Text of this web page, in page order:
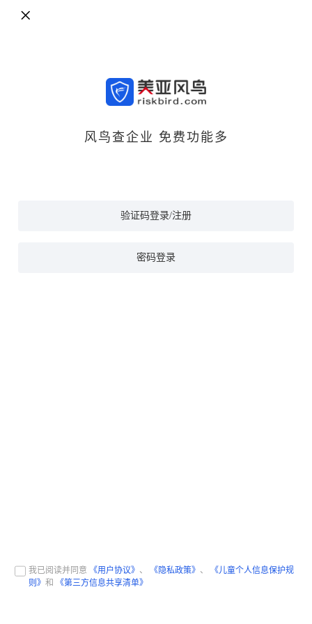
风鸟查企业 免费功能多
验证码登录/注册
密码登录
我已阅读并同意 《用户协议》 、 《隐私政策》 、
《儿童个人信息保护规
则》和 《第三方信息共享清单》